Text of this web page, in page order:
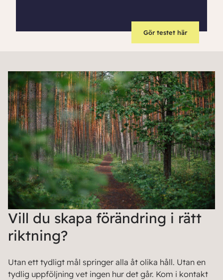
Gör testet här
Vill du skapa förändring i rätt
riktning?
Utan ett tydligt mål springer alla åt olika håll. Utan en
tydlig uppföljning vet ingen hur det går. Kom i kontakt